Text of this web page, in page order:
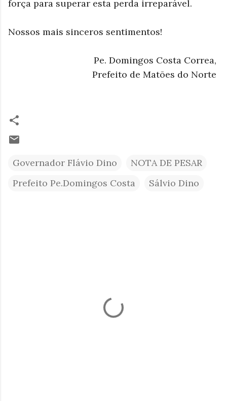
força para superar esta perda irreparável.
Nossos mais sinceros sentimentos!
Pe. Domingos Costa Correa,
Prefeito de Matões do Norte
Governador Flávio Dino
NOTA DE PESAR
Prefeito Pe.Domingos Costa
Sálvio Dino